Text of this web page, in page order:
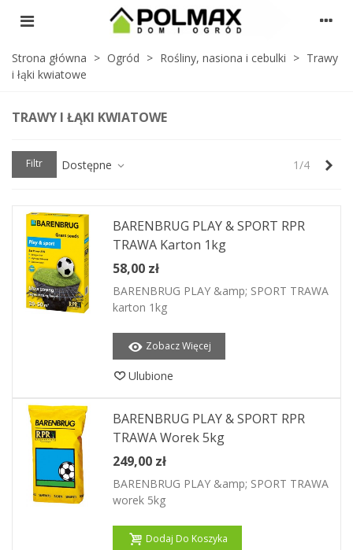
Strona główna > Ogród > Rośliny, nasiona i cebulki > Trawy
i łąki kwiatowe
TRAWY I ŁĄKI KWIATOWE
Filtr Dostępne 1/4
BARENBRUG PLAY & SPORT RPR
TRAWA Karton 1kg
58,00 zł
BARENBRUG PLAY &amp; SPORT TRAWA
karton 1kg
Zobacz Więcej
Ulubione
BARENBRUG PLAY & SPORT RPR
TRAWA Worek 5kg
249,00 zł
BARENBRUG PLAY &amp; SPORT TRAWA
worek 5kg
Dodaj Do Koszyka